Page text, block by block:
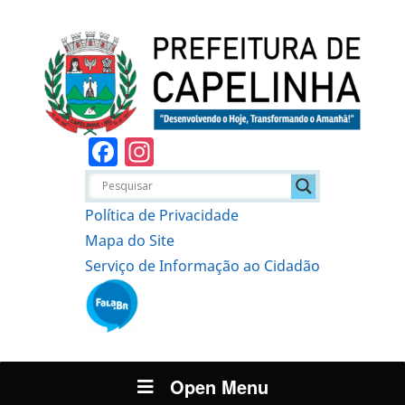
Facebook
Política de Privacidade
Mapa do Site
Serviço de Informação ao Cidadão
Open Menu